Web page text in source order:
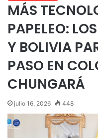
MÁS
PAPELEO:
Y BOLIVIA
PASO EN
CHUNGARÁ
julio 16, 2026 448